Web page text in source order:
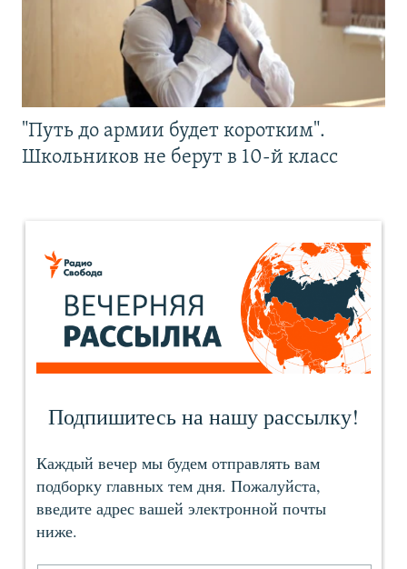
"Путь до армии будет коротким".
Школьников не берут в 10-й класс